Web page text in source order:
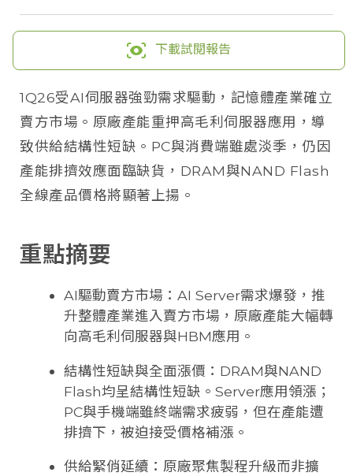
下載試閱報告
1Q26受AI伺服器強勁需求驅動，記憶體產業確立
賣方市場。原廠產能重押高毛利伺服器應用，導
致供給結構性短缺。PC與消費端雖處淡季，仍因
產能排擠效應面臨缺貨，DRAM與NAND Flash
全線產品價格將顯著上揚。
重點摘要
AI驅動賣方市場：AI Server需求爆發，推
升整體產業進入賣方市場，原廠產能大幅轉
向高毛利伺服器與HBM應用。
結構性短缺與全面漲價：DRAM與NAND
Flash均呈結構性短缺。Server應用領漲；
PC與手機端雖終端需求疲弱，但在產能遭
排擠下，被迫接受價格補漲。
供給緊俏延續：原廠聚焦製程升級而非擴